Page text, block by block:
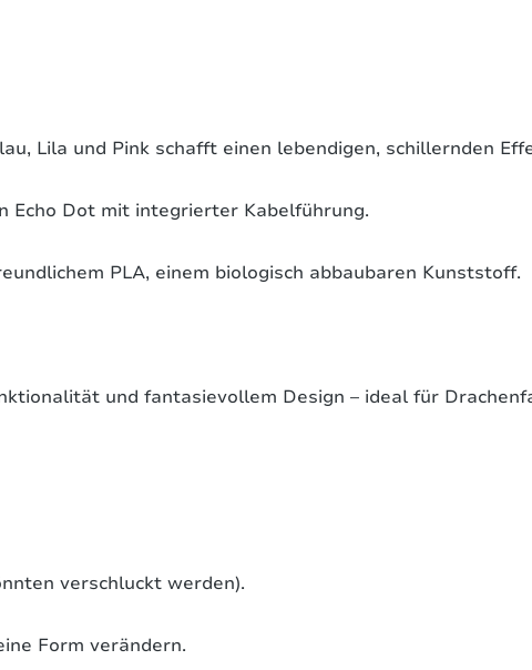
Lila und Pink schafft einen lebendigen, schillernden
Echo Dot mit integrierter Kabelführung.
PLA, einem biologisch abbaubaren Kunststoff.
und fantasievollem Design – ideal für
verschluckt werden).
Form verändern.